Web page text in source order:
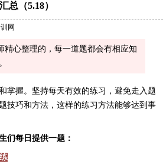
总（5.18）
训网
心整理的，每一道题都会有相应知
握。坚持每天有效的练习，避免走入题
技巧和方法，这样的练习方法能够达到事
们每日提供一题：